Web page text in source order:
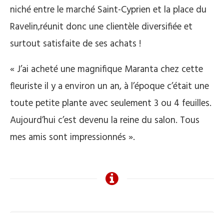
nichéentre le marché Saint-Cyprien et la place du
Ravelin,réunit donc une clientèle diversifiée et
surtout satisfaite de ses achats !
« J’ai acheté une magnifique Maranta chez cette
fleuriste il y a environ un an, à l’époque c’était une
toute petite plante avec seulement 3 ou 4 feuilles.
Aujourd’hui c’est devenu la reine du salon. Tous
mes amis sont impressionnés ».